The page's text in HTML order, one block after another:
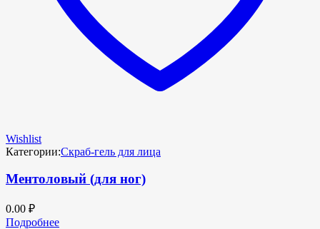
Wishlist
Категории:Скраб-гель для лица
Ментоловый (для ног)
0.00 ₽
Подробнее